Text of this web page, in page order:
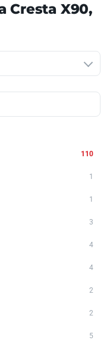
Cresta X90,
110
1
1
3
4
4
2
2
5